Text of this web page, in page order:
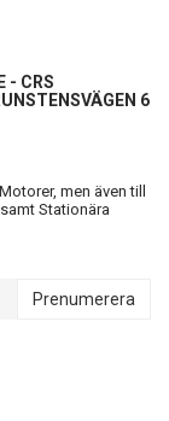
- CRS
6
men även till
Stationära
Prenumerera